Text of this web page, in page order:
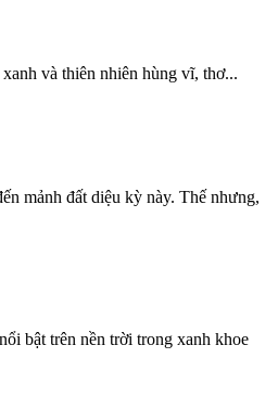
và thiên nhiên hùng vĩ, thơ...
mảnh đất diệu kỳ này. Thế nhưng,
bật trên nền trời trong xanh khoe